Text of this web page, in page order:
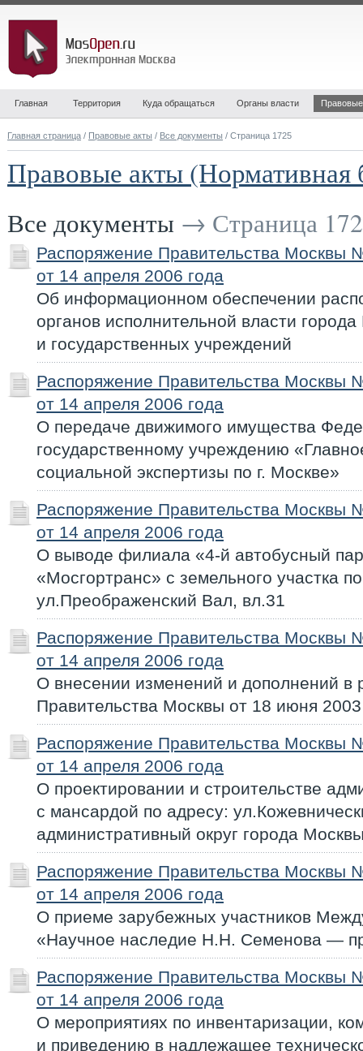
Главная Территория Куда обращаться Органы власти
Главная страница / Правовые акты / Все документы / Страница 1725
Правовые акты (Нормативная
Все документы → Страница
Распоряжение Правительства Москвы
от 14 апреля 2006 года
Об информационном обеспечении
органов исполнительной власти
и государственных учреждений
Распоряжение Правительства Москвы
от 14 апреля 2006 года
О передаче движимого имущества
государственному учреждению
социальной экспертизы по г. Москве»
Распоряжение Правительства Москвы
от 14 апреля 2006 года
О выводе филиала «4-й автобусный
«Мосгортранс» с земельного участка
ул.Преображенский Вал, вл.31
Распоряжение Правительства Москвы
от 14 апреля 2006 года
О внесении изменений и дополнений в
Правительства Москвы от 18 июня
Распоряжение Правительства Москвы
от 14 апреля 2006 года
О проектировании и строительстве
с мансардой по адресу:
административный округ города
Распоряжение Правительства Москвы
от 14 апреля 2006 года
О приеме зарубежных участников
«Научное наследие Н.Н. Семенова —
Распоряжение Правительства Москвы
от 14 апреля 2006 года
О мероприятиях по инвентаризации,
и приведению в надлежащее